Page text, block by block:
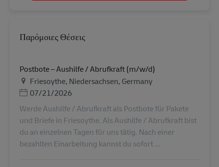
Παρόμοιες Θέσεις
Postbote – Aushilfe / Abrufkraft (m/w/d)
Τοποθεσία
Friesoythe, Niedersachsen, Germany
Ημερομηνία Ανάρτησης
07/21/2026
Werde Aushilfe / Abrufkraft als Postbote für Pakete
und Briefe in Friesoythe. Als Aushilfe / Abrufkraft bist
du an einzelnen Tagen für uns tätig. Nach einer
bezahlten Einarbeitung kannst du sofort ...